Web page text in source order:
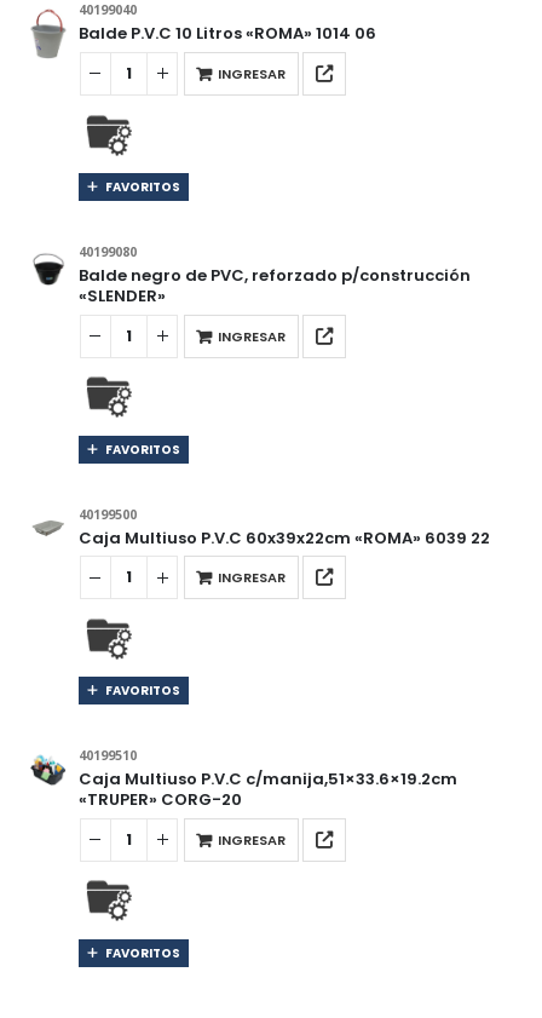
40199040
Balde P.V.C 10 Litros «ROMA» 1014 06
INGRESAR
FAVORITOS
40199080
Balde negro de PVC, reforzado p/construcción
«SLENDER»
INGRESAR
FAVORITOS
40199500
Caja Multiuso P.V.C 60x39x22cm «ROMA» 6039 22
INGRESAR
FAVORITOS
40199510
Caja Multiuso P.V.C c/manija,51×33.6×19.2cm
«TRUPER» CORG-20
INGRESAR
FAVORITOS